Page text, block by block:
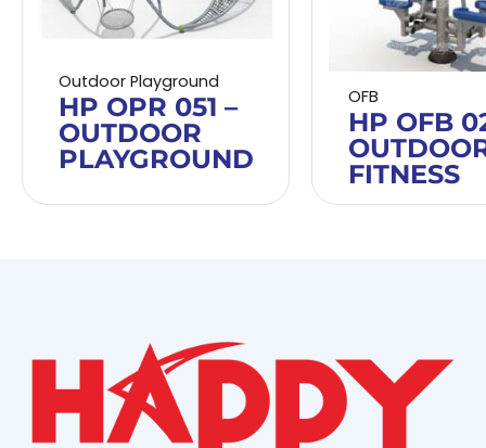
Outdoor Playground
HP OPR 051 –
OUTDOOR
PLAYGROUND
OFB
HP OFB
FITNESS